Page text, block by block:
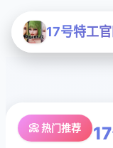
17号特工
📀 热门推荐